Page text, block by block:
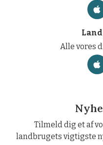
Alle vores
Tilmeld dig et af
landbrugets vigtigste